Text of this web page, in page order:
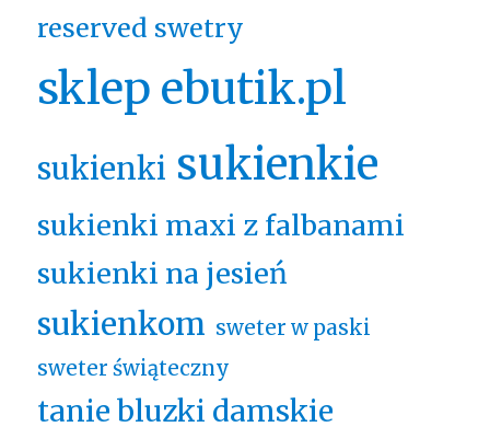
reserved swetry
sklep ebutik.pl
sukienki sukienkie
sukienki maxi z falbanami
sukienki na jesień
sukienkom sweter w paski
sweter świąteczny
tanie bluzki damskie